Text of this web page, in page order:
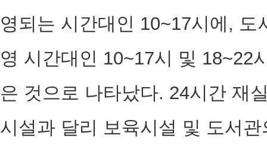
영되는 시간대인 10~17시에,
영 시간대인 10~17시 및 18~22
은 것으로 나타났다. 24시간 재
시설과 달리 보육시설 및 도서